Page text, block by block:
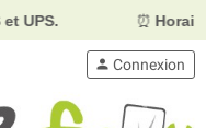
Horaires :
person Connexion